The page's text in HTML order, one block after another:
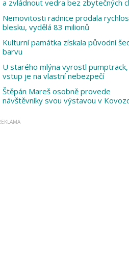
a zvládnout vedra bez zbytečných
Nemovitosti radnice prodala
blesku, vydělá 83 milionů
Kulturní památka získala původní
barvu
U starého mlýna vyrostl pumptrack,
vstup je na vlastní nebezpečí
Štěpán Mareš osobně provede
návštěvníky svou výstavou v